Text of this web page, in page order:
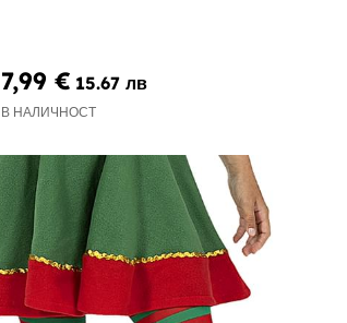
7,99 € 15.67 лв
В НАЛИЧНОСТ